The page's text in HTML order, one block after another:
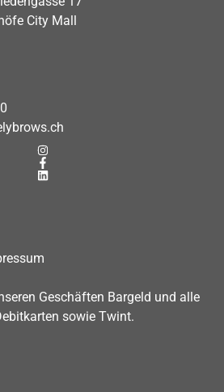
City Mall
Geschäften Bargeld und alle
sowie Twint.